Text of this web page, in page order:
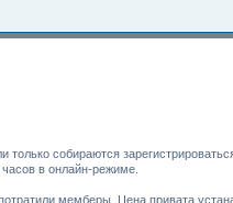
собираются
в онлайн-режиме.
мемберы. Цена привата